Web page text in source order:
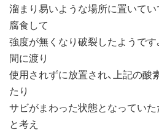
溜まり易いような場所に置いて
腐食して
強度が無くなり破裂したようで
間に渡り
使用されずに放置され、上記の酸
たり
サビがまわった状態となってい
と考え